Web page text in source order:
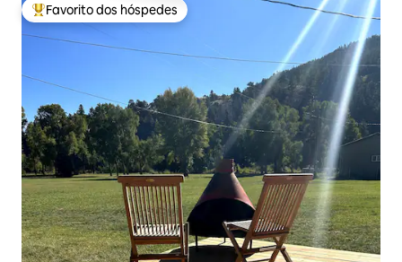
Favoritos dos hóspedes mais apreciados
Favorito dos hóspedes